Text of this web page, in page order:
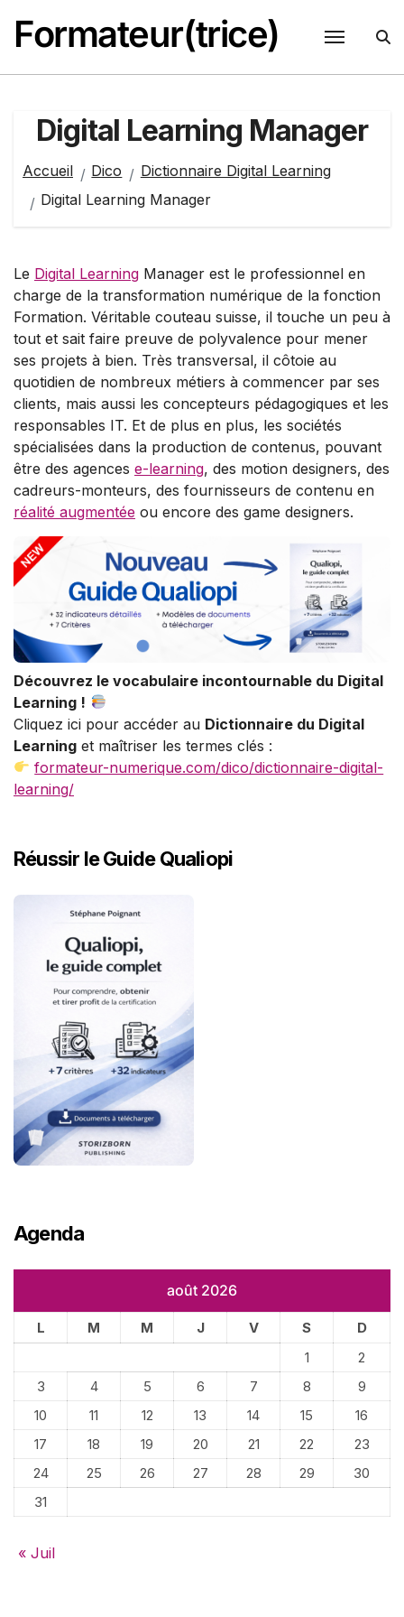
contenu
Formateur(trice)
Digital Learning Manager
Accueil Dico
Dictionnaire Digital Learning
Digital Learning Manager
Le Digital Learning Manager est le professionnel en
charge de la transformation numérique de la fonction
Formation. Véritable couteau suisse, il touche un peu à
tout et sait faire preuve de polyvalence pour mener
ses projets à bien. Très transversal, il côtoie au
quotidien de nombreux métiers à commencer par ses
clients, mais aussi les concepteurs pédagogiques et les
responsables IT. Et de plus en plus, les sociétés
spécialisées dans la production de contenus, pouvant
être des agences e-learning, des motion designers, des
cadreurs-monteurs, des fournisseurs de contenu en
réalité augmentée ou encore des game designers.
Découvrez le vocabulaire incontournable du Digital
Learning !
Cliquez ici pour accéder au Dictionnaire du Digital
Learning et maîtriser les termes clés :
formateur-numerique.com/dico/dictionnaire-digital-
learning/
Réussir le Guide Qualiopi
Agenda
août 2026
L M M J V S
D
1
2
3
4 5 6 7 8
9
10
11 12 13 14 15
16
17
18 19 20 21 22
23
24
25 26 27 28 29
30
31
« Juil